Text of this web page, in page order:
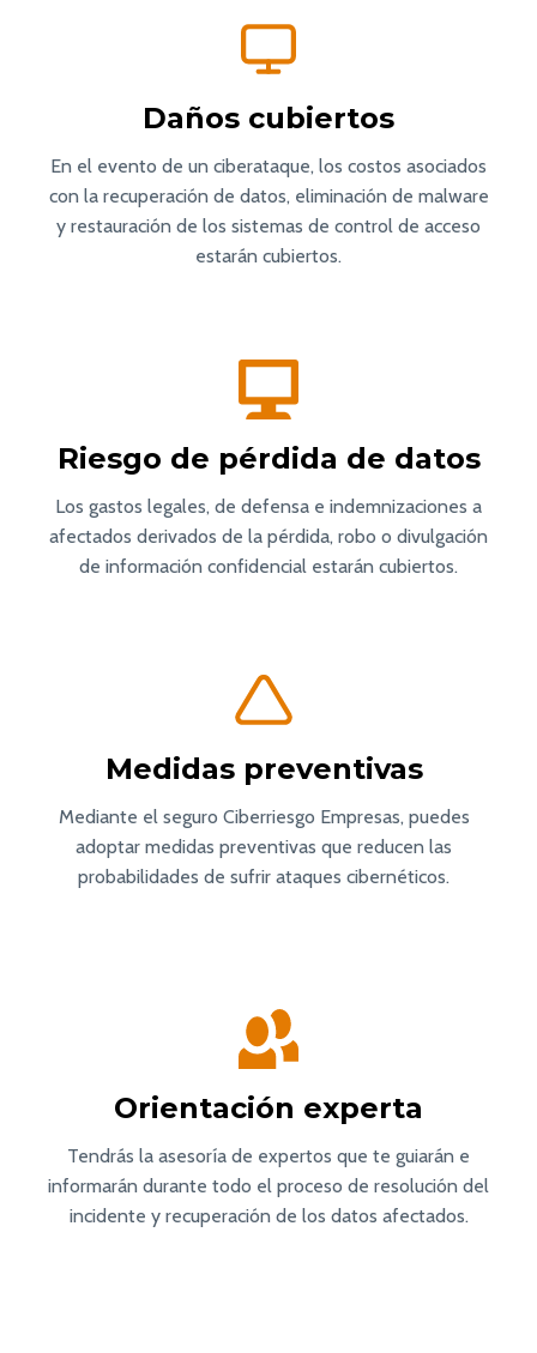
Daños cubiertos
En el evento de un ciberataque, los costos asociados
con la recuperación de datos, eliminación de malware
y restauración de los sistemas de control de acceso
estarán cubiertos.
Riesgo de pérdida de datos
Los gastos legales, de defensa e indemnizaciones a
afectados derivados de la pérdida, robo o divulgación
de información confidencial estarán cubiertos.
Medidas preventivas
Mediante el seguro Ciberriesgo Empresas, puedes
adoptar medidas preventivas que reducen las
probabilidades de sufrir ataques cibernéticos.
Orientación experta
Tendrás la asesoría de expertos que te guiarán e
informarán durante todo el proceso de resolución del
incidente y recuperación de los datos afectados.